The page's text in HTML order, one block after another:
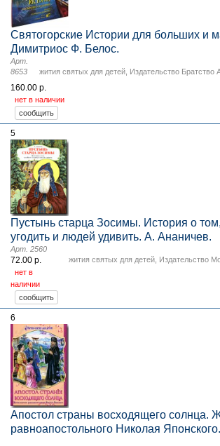
Святогорские Истории для больших и
Димитриос Ф. Белос.
жития святых для детей Издательство Братство
Арт.
8653
160.00 р.
нет в наличии
5
Пустынь старца Зосимы. История о
угодить и людей удивить. А. Ананичев.
жития святых для детей Издательство
Арт. 2560
72.00 р.
нет в
наличии
6
Апостол страны восходящего солнца.
равноапостольного Николая Японского.